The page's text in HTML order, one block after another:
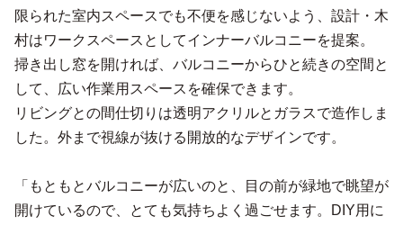
限られた室内スペースでも不便を感じないよう、設計・木
村はワークスペースとしてインナーバルコニーを提案。
掃き出し窓を開ければ、バルコニーからひと続きの空間と
して、広い作業用スペースを確保できます。
リビングとの間仕切りは透明アクリルとガラスで造作しま
した。外まで視線が抜ける開放的なデザインです。
「もともとバルコニーが広いのと、目の前が緑地で眺望が
開けているので、とても気持ちよく過ごせます。DIY用に